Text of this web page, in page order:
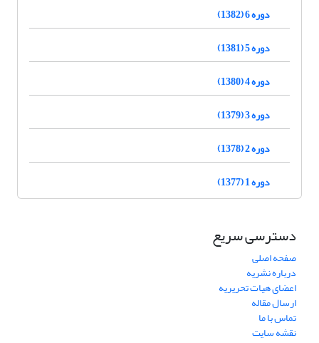
دوره 6 (1382)
دوره 5 (1381)
دوره 4 (1380)
دوره 3 (1379)
دوره 2 (1378)
دوره 1 (1377)
دسترسی سریع
صفحه اصلی
درباره نشریه
اعضای هیات تحریریه
ارسال مقاله
تماس با ما
نقشه سایت